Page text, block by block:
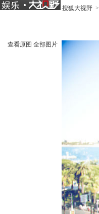
搜狐大视野 >
查看原图 全部图片